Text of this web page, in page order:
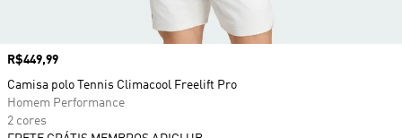
Preço
R$449,99
Camisa polo Tennis Climacool Freelift Pro
Homem Performance
2 cores